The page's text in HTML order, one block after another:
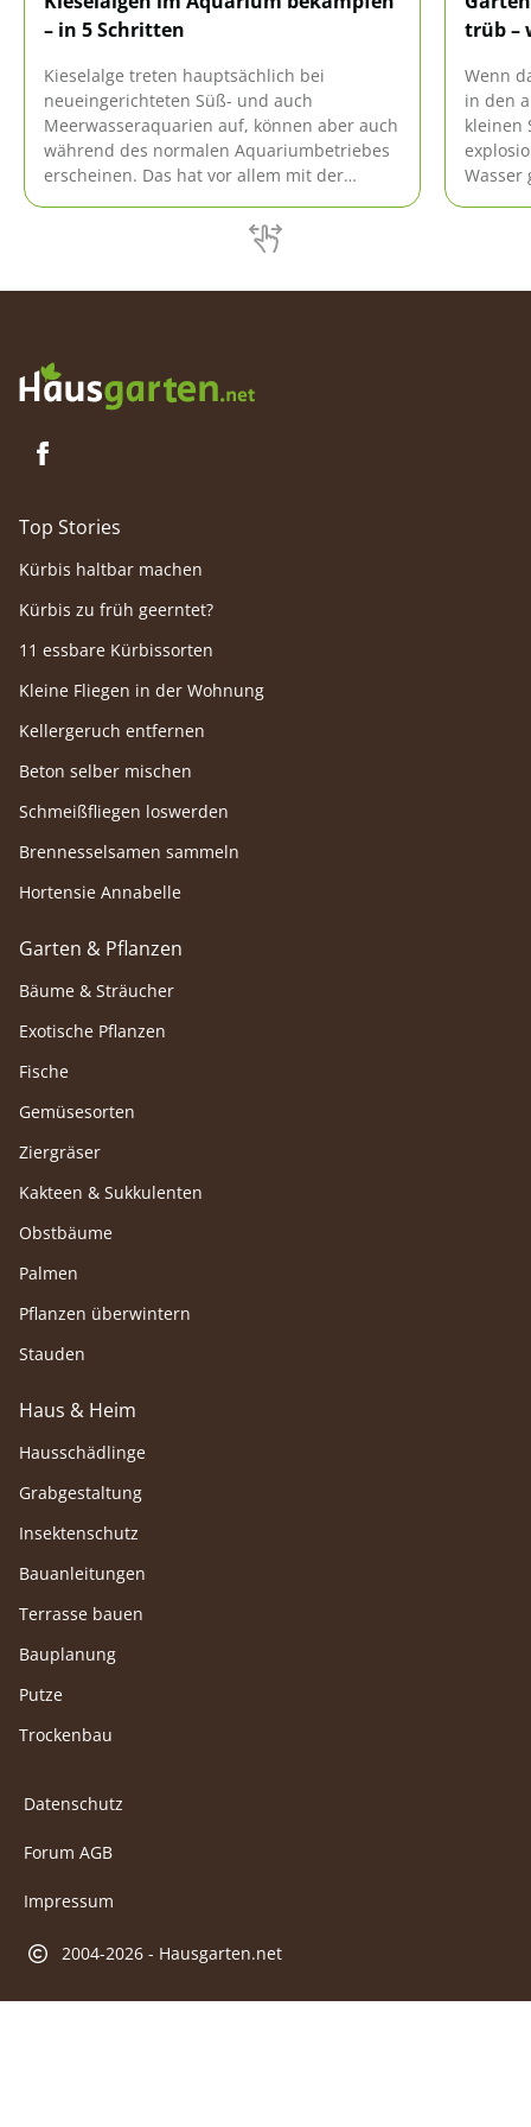
– in 5 Schritten
Kieselalge treten hauptsächlich bei
neueingerichteten Süß- und auch
Meerwasseraquarien auf, können aber auch
während des normalen Aquariumbetriebes
erscheinen. Das hat vor allem mit der
Konzentrationen von Silikaten zu tun.
trüb –
Wenn
in den
kleinen
Wasser
Top Stories
Kürbis haltbar machen
Kürbis zu früh geerntet?
11 essbare Kürbissorten
Kleine Fliegen in der Wohnung
Kellergeruch entfernen
Beton selber mischen
Schmeißfliegen loswerden
Brennesselsamen sammeln
Hortensie Annabelle
Garten & Pflanzen
Bäume & Sträucher
Exotische Pflanzen
Fische
Gemüsesorten
Ziergräser
Kakteen & Sukkulenten
Obstbäume
Palmen
Pflanzen überwintern
Stauden
Haus & Heim
Hausschädlinge
Grabgestaltung
Insektenschutz
Bauanleitungen
Terrasse bauen
Bauplanung
Putze
Trockenbau
Datenschutz
Forum AGB
Impressum
2004-2026 - Hausgarten.net